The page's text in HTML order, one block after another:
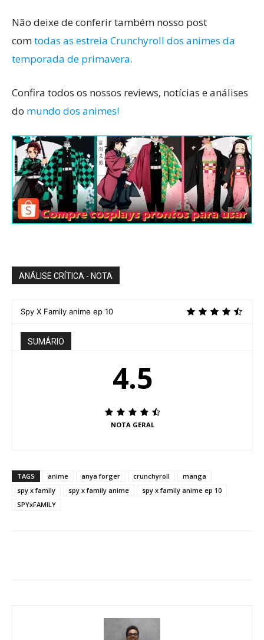
Não deixe de conferir também nosso post
comtodas as estreia Crunchyroll dos animes da
temporada de primavera.
Confira todos os nossos reviews, notícias e análises
do mundo dos animes!
ANÁLISE CRÍTICA - NOTA
Spy X Family anime ep 10
SUMÁRIO
4.5
NOTA GERAL
TAGS anime anya forger crunchyroll
manga
spy x family
spy x family anime
spy x family anime ep 10
SPYxFAMILY